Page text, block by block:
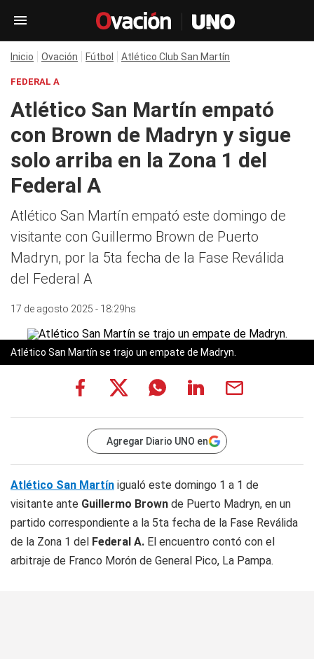
Inicio Ovación Fútbol Atlético Club San Martín
FEDERAL A
Atlético San Martín empató
con Brown de Madryn y sigue
solo arriba en la Zona 1 del
Federal A
Atlético San Martín empató este domingo de
visitante con Guillermo Brown de Puerto
Madryn, por la 5ta fecha de la Fase Reválida
del Federal A
17 de agosto 2025 - 18:29hs
Atlético San Martín se trajo un empate de Madryn.
Agregar Diario UNO en
Atlético San Martín igualó este domingo 1 a 1 de
visitante ante Guillermo Brown de Puerto Madryn, en un
partido correspondiente a la 5ta fecha de la Fase Reválida
de la Zona 1 del Federal A. El encuentro contó con el
arbitraje de Franco Morón de General Pico, La Pampa.